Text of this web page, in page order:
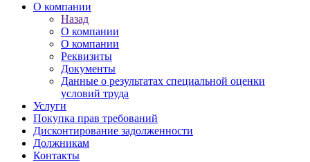
О компании
Назад
О компании
О компании
Реквизиты
Документы
Данные о результатах специальной оценки
условий труда
Услуги
Покупка прав требований
Дисконтирование задолженности
Должникам
Контакты